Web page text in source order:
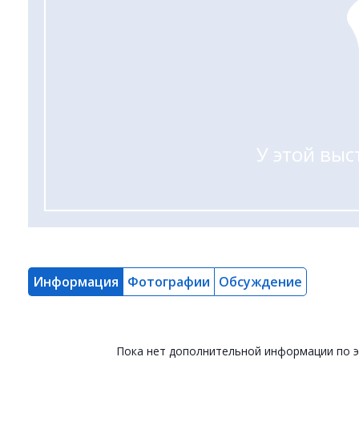
У этой
Информация Фотографии Обсуждение
Пока нет дополнительной информации по